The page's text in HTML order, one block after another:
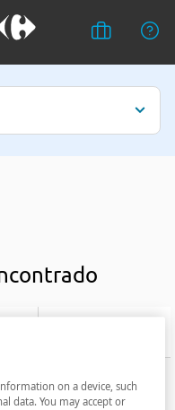
on a device, such
data. You may accept or